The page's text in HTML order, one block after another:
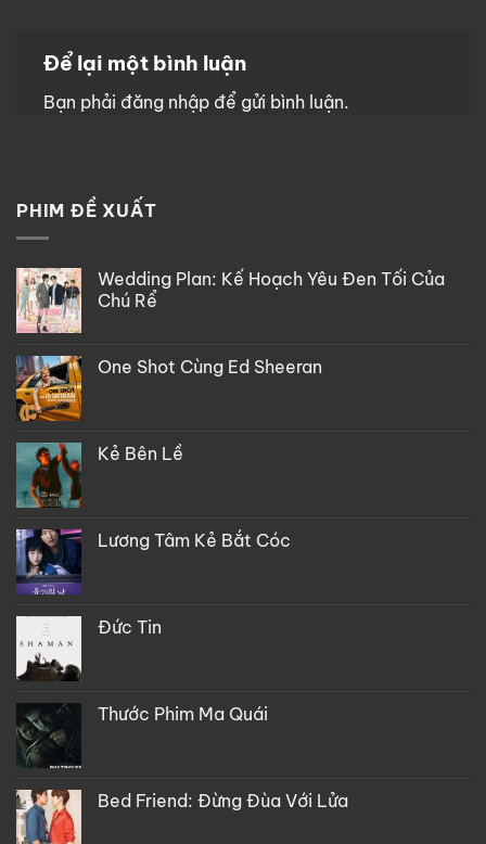
Để lại một bình luận
Bạn phải đăng nhập để gửi bình luận.
PHIM ĐỀ XUẤT
Wedding Plan: Kế Hoạch Yêu Đen Tối Của
Chú Rể
One Shot Cùng Ed Sheeran
Kẻ Bên Lề
Lương Tâm Kẻ Bắt Cóc
Đức Tin
Thước Phim Ma Quái
Bed Friend: Đừng Đùa Với Lửa